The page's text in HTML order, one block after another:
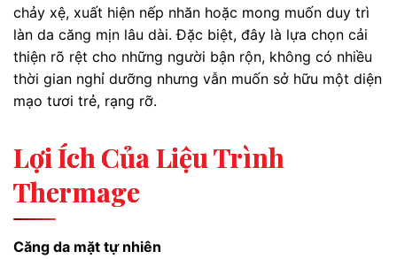
chảy xệ, xuất hiện nếp nhăn hoặc mong muốn duy trì
làn da căng mịn lâu dài. Đặc biệt, đây là lựa chọn cải
thiện rõ rệt cho những người bận rộn, không có nhiều
thời gian nghỉ dưỡng nhưng vẫn muốn sở hữu một diện
mạo tươi trẻ, rạng rỡ.
Lợi Ích Của Liệu Trình
Thermage
Căng da mặt tự nhiên